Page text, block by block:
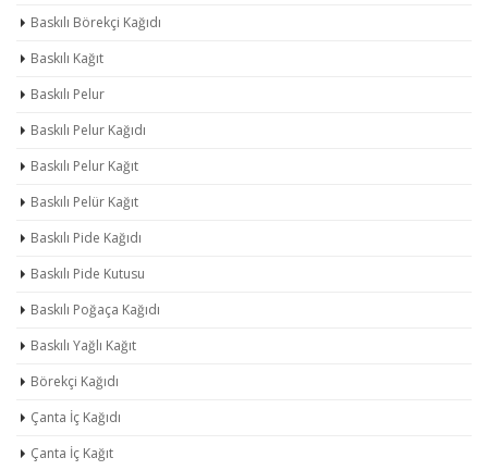
Baskılı Börekçi Kağıdı
Baskılı Kağıt
Baskılı Pelur
Baskılı Pelur Kağıdı
Baskılı Pelur Kağıt
Baskılı Pelür Kağıt
Baskılı Pide Kağıdı
Baskılı Pide Kutusu
Baskılı Poğaça Kağıdı
Baskılı Yağlı Kağıt
Börekçi Kağıdı
Çanta İç Kağıdı
Çanta İç Kağıt